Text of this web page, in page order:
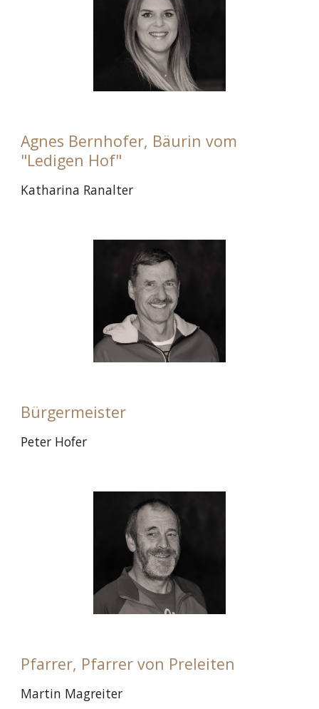
Agnes Bernhofer, Bäurin vom
"Ledigen Hof"
Katharina Ranalter
Bürgermeister
Peter Hofer
Pfarrer, Pfarrer von Preleiten
Martin Magreiter